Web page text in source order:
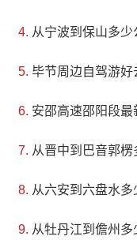
从宁波到保山多
毕节周边自驾游
安邵高速邵阳段
从晋中到巴音郭
从六安到六盘水
从牡丹江到儋州